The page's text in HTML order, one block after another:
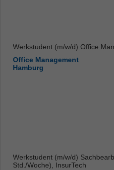
Werkstudent (m/w/d) Office
Office Management
Hamburg
Werkstudent (m/w/d)
Std./Woche), InsurTech